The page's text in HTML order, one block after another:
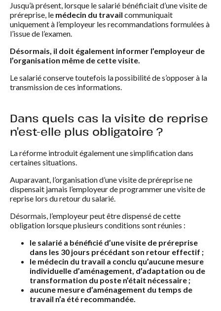
Jusqu’à présent, lorsque le salarié bénéficiait d’une visite de
préreprise, le médecin du travail communiquait
uniquement à l’employeur les recommandations formulées à
l’issue de l’examen.
Désormais, il doit également informer l’employeur de
l’organisation même de cette visite.
Le salarié conserve toutefois la possibilité de s’opposer à la
transmission de ces informations.
Dans quels cas la visite de reprise
n’est-elle plus obligatoire ?
La réforme introduit également une simplification dans
certaines situations.
Auparavant, l’organisation d’une visite de préreprise ne
dispensait jamais l’employeur de programmer une visite de
reprise lors du retour du salarié.
Désormais, l’employeur peut être dispensé de cette
obligation lorsque plusieurs conditions sont réunies :
le salarié a bénéficié d’une visite de préreprise
dans les 30 jours précédant son retour effectif ;
le médecin du travail a conclu qu’aucune mesure
individuelle d’aménagement, d’adaptation ou de
transformation du poste n’était nécessaire ;
aucune mesure d’aménagement du temps de
travail n’a été recommandée.